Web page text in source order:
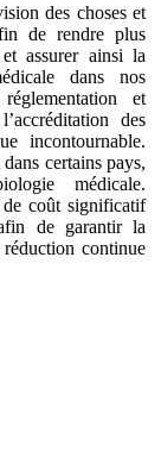
des choses et
de rendre plus
assurer ainsi la
dans nos
et
des
incontournable.
certains pays,
médicale.
de coût significatif
de garantir la
continue